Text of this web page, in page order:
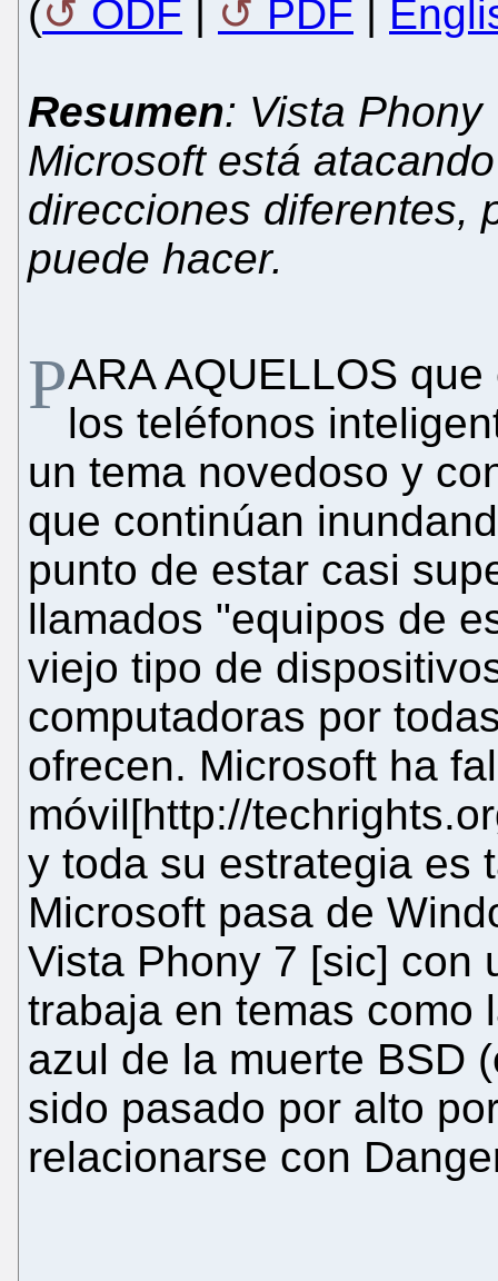
( ODF | PDF |
Resumen: Vista
Microsoft está
direcciones diferentes,
puede hacer.
PARA AQUELLOS
los teléfonos
un tema novedoso y
que continúan
punto de estar casi
llamados "equipos de
viejo tipo de
computadoras por
ofrecen. Microsoft ha
móvil[http://
y toda su estrategia es
Microsoft pasa de
Vista Phony 7 [sic] con
trabaja en temas como
azul de la muerte BSD
sido pasado por alto
relacionarse con